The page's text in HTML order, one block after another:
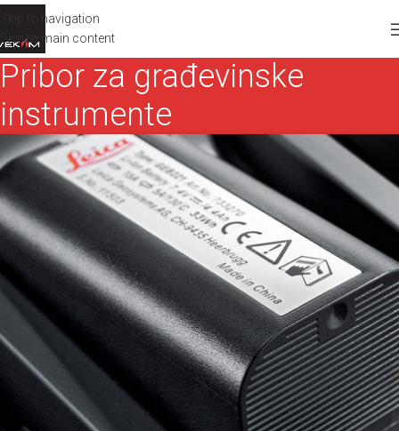
Skip to navigation
Skip to main content
Pribor za građevinske
instrumente